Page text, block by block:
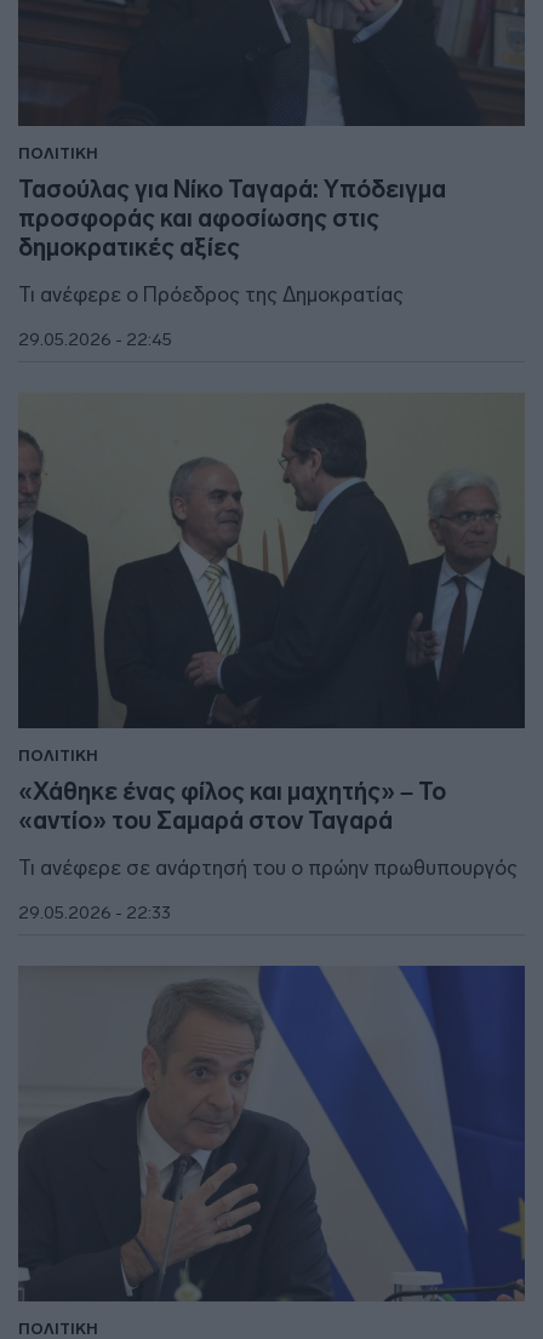
ΠΟΛΙΤΙΚΗ
Τασούλας για Νίκο Ταγαρά: Υπόδειγμα
προσφοράς και αφοσίωσης στις
δημοκρατικές αξίες
Τι ανέφερε ο Πρόεδρος της Δημοκρατίας
29.05.2026 - 22:45
ΠΟΛΙΤΙΚΗ
«Χάθηκε ένας φίλος και μαχητής» – Το
«αντίο» του Σαμαρά στον Ταγαρά
Τι ανέφερε σε ανάρτησή του ο πρώην πρωθυπουργός
29.05.2026 - 22:33
ΠΟΛΙΤΙΚΗ